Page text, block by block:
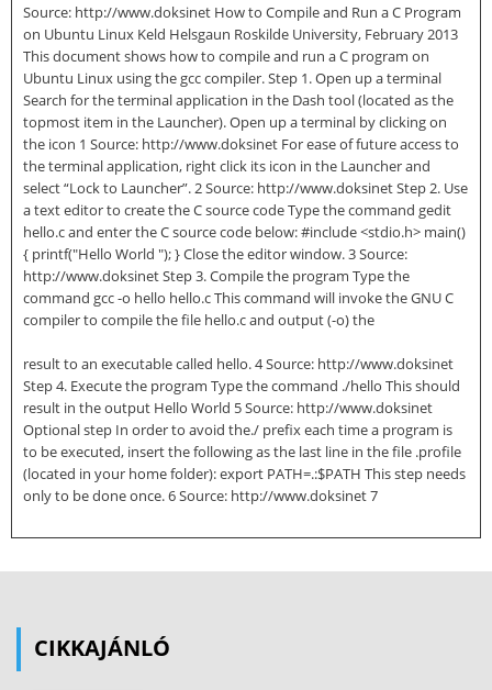
Source: http://www.doksinet How to Compile and Run a C Program
on Ubuntu Linux Keld Helsgaun Roskilde University, February 2013
This document shows how to compile and run a C program on
Ubuntu Linux using the gcc compiler. Step 1. Open up a terminal
Search for the terminal application in the Dash tool (located as the
topmost item in the Launcher). Open up a terminal by clicking on
the icon 1 Source: http://www.doksinet For ease of future access to
the terminal application, right click its icon in the Launcher and
select “Lock to Launcher”. 2 Source: http://www.doksinet Step 2. Use
a text editor to create the C source code Type the command gedit
hello.c and enter the C source code below: #include <stdio.h> main()
{ printf("Hello World "); } Close the editor window. 3 Source:
http://www.doksinet Step 3. Compile the program Type the
command gcc -o hello hello.c This command will invoke the GNU C
compiler to compile the file hello.c and output (-o) the
result to an executable called hello. 4 Source: http://www.doksinet
Step 4. Execute the program Type the command ./hello This should
result in the output Hello World 5 Source: http://www.doksinet
Optional step In order to avoid the./ prefix each time a program is
to be executed, insert the following as the last line in the file .profile
(located in your home folder): export PATH=.:$PATH This step needs
only to be done once. 6 Source: http://www.doksinet 7
CIKKAJÁNLÓ